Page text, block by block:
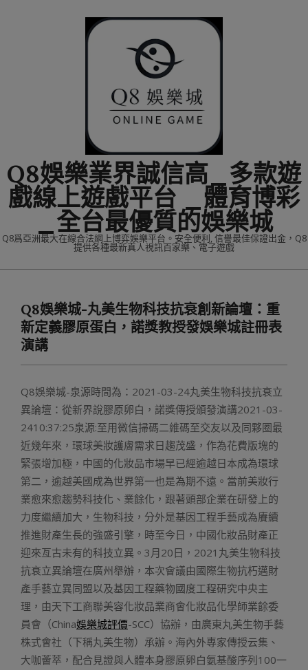
Q8娛樂業界誠信高_多款遊
戲線上遊戲平台 _體育博彩
_全台最優質的娛樂城
Q8爲亞洲最大在線合法網上博弈娛樂平台。安全便利, 信譽最佳保證出金，Q8
提供各種最新真人視訊百家樂、電子遊戲
MenuQ8娛樂城-丸美生物科技抗衰創新論壇：重
新定義膠原蛋白，諾獎教授發娛樂城註冊表
演講
Q8娛樂城-泉源時間為：2021-03-24丸美生物科技抗衰立
異論壇：從新界說膠原卵白，諾獎傳授頒發演講2021-03-
2410:37:25泉源:至用微信掃碼二維碼至交友以及同夥圈最
近幾年來，環球美妝護膚需求日趨茂盛，作為花費版塊的
緊張增加極，中國的化妝品市場早已經逾越日本成為環球
第二，逾越美國成為世界第一也是為期不遠。當前美妝行
業愈來愈趨勢科技化、業餘化，跟著頭部企業在研發上的
力度繼續加大，生物科技，分外是基因工程手藝成為賡續
推進財產生長的強盛引擎，時至今日，中國化妝品財產正
迎來亙古未有的科技立異。3月20日，2021丸美生物科技
抗衰立異論壇在廣州舉辦，本次會議由國際生物抗朽邁財
產手藝立異同盟以及基因工程藥物國度工程研究中央主
理，由天下工商聯美容化妝品業商會化妝品化學師業餘委
員會（China娛樂城評價-SCC）協辦，由廣東丸美生物手藝
株式會社（下稱丸美生物）承辦。海內外專家傳授云集、
大咖薈萃，配合見證與人體本身膠原卵白氨基酸序列100一